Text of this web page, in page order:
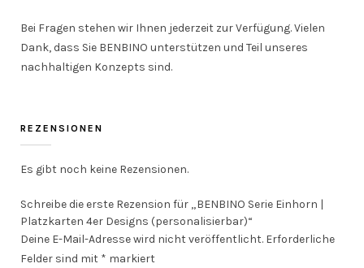
Bei Fragen stehen wir Ihnen jederzeit zur Verfügung. Vielen
Dank, dass Sie BENBINO unterstützen und Teil unseres
nachhaltigen Konzepts sind.
REZENSIONEN
Es gibt noch keine Rezensionen.
Schreibe die erste Rezension für „BENBINO Serie Einhorn |
Platzkarten 4er Designs (personalisierbar)“
Deine E-Mail-Adresse wird nicht veröffentlicht. Erforderliche
Felder sind mit * markiert